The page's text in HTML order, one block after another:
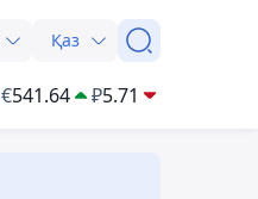
Қаз
€541.64 ₽5.71